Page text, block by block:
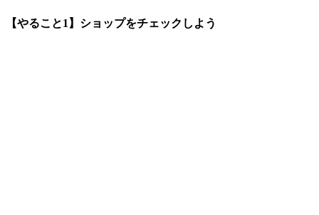
【やること1】ショップをチェックしよう